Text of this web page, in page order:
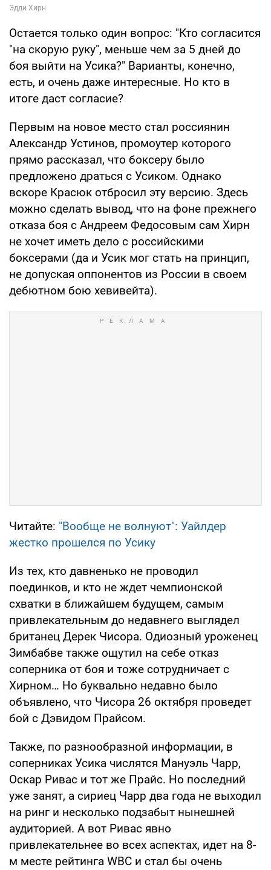
Остается только один вопрос: "Кто согласится
"на скорую руку", меньше чем за 5 дней до
боя выйти на Усика?" Варианты, конечно,
есть, и очень даже интересные. Но кто в
итоге даст согласие?
Первым на новое место стал россиянин
Александр Устинов, промоутер которого
прямо рассказал, что боксеру было
предложено драться с Усиком. Однако
вскоре Красюк отбросил эту версию. Здесь
можно сделать вывод, что на фоне прежнего
отказа боя с Андреем Федосовым сам Хирн
не хочет иметь дело с российскими
боксерами (да и Усик мог стать на принцип,
не допуская оппонентов из России в своем
дебютном бою хевивейта).
Читайте: "Вообще не волнуют": Уайлдер
жестко прошелся по Усику
Из тех, кто давненько не проводил
поединков, и кто не ждет чемпионской
схватки в ближайшем будущем, самым
привлекательным до недавнего выглядел
британец Дерек Чисора. Одиозный уроженец
Зимбабве также ощутил на себе отказ
соперника от боя и тоже сотрудничает с
Хирном… Но буквально недавно было
объявлено, что Чисора 26 октября проведет
бой с Дэвидом Прайсом.
Также, по разнообразной информации, в
соперниках Усика числятся Мануэль Чарр,
Оскар Ривас и тот же Прайс. Но последний
уже занят, а сириец Чарр два года не выходил
на ринг и несколько подзабыт нынешней
аудиторией. А вот Ривас явно
привлекательнее во всех аспектах, идет на 8-
м месте рейтинга WBC и стал бы очень